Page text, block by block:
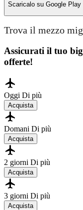
Scaricalo su Google Play
Trova il mezzo
Assicurati il ​​tuo
offerte!
Oggi Di più
Acquista
Domani Di più
Acquista
2 giorni Di più
Acquista
3 giorni Di più
Acquista